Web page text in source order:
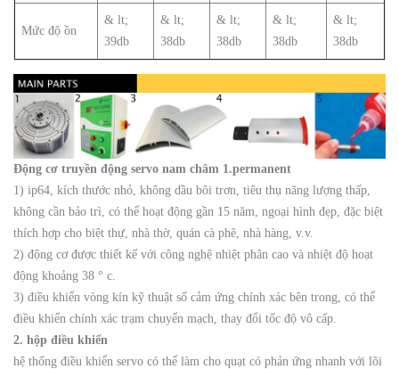
Mức độ ồn
& lt;
39db
& lt;
38db
& lt;
38db
& lt;
38db
& lt;
38db
Động cơ truyền động servo nam châm 1.permanent
1) ip64, kích thước nhỏ, không dầu bôi trơn, tiêu thụ năng lượng thấp,
không cần bảo trì, có thể hoạt động gần 15 năm, ngoại hình đẹp, đặc biệt
thích hợp cho biệt thự, nhà thờ, quán cà phê, nhà hàng, v.v.
2) động cơ được thiết kế với công nghệ nhiệt phân cao và nhiệt độ hoạt
động khoảng 38 ° c.
3) điều khiển vòng kín kỹ thuật số cảm ứng chính xác bên trong, có thể
điều khiển chính xác trạm chuyển mạch, thay đổi tốc độ vô cấp.
2. hộp điều khiển
hệ thống điều khiển servo có thể làm cho quạt có phản ứng nhanh với lõi